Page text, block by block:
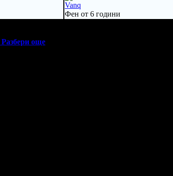
Vanq
Фен от 6 години
Разбери още